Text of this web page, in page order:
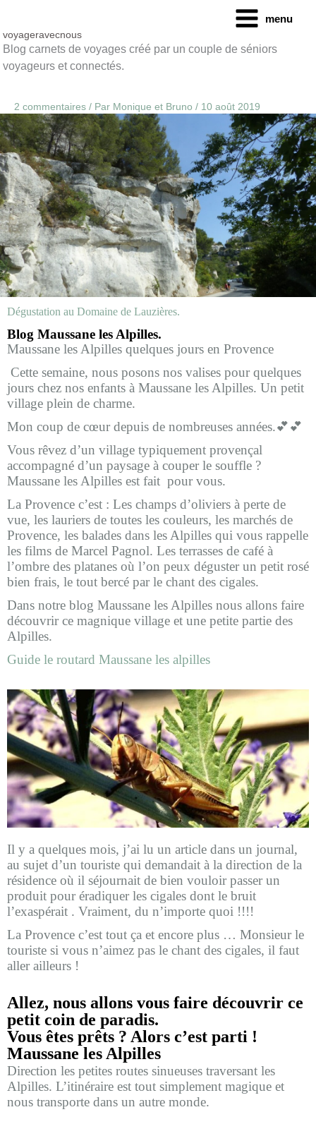
contenu
menu
voyageravecnous
Blog carnets de voyages créé par un couple de séniors
voyageurs et connectés.
2 commentaires / Par Monique et Bruno / 10 août 2019
Dégustation au Domaine de Lauzières.
Blog Maussane les Alpilles.
Maussane les Alpilles quelques jours en Provence
Cette semaine, nous posons nos valises pour quelques
jours chez nos enfants à Maussane les Alpilles. Un petit
village plein de charme.
Mon coup de cœur depuis de nombreuses années.💕💕
Vous rêvez d’un village typiquement provençal
accompagné d’un paysage à couper le souffle ?
Maussane les Alpilles est fait pour vous.
La Provence c’est : Les champs d’oliviers à perte de
vue, les lauriers de toutes les couleurs, les marchés de
Provence, les balades dans les Alpilles qui vous rappelle
les films de Marcel Pagnol. Les terrasses de café à
l’ombre des platanes où l’on peux déguster un petit rosé
bien frais, le tout bercé par le chant des cigales.
Dans notre blog Maussane les Alpilles nous allons faire
découvrir ce magnique village et une petite partie des
Alpilles.
Guide le routard Maussane les alpilles
Il y a quelques mois, j’ai lu un article dans un journal,
au sujet d’un touriste qui demandait à la direction de la
résidence où il séjournait de bien vouloir passer un
produit pour éradiquer les cigales dont le bruit
l’exaspérait . Vraiment, du n’importe quoi !!!!
La Provence c’est tout ça et encore plus … Monsieur le
touriste si vous n’aimez pas le chant des cigales, il faut
aller ailleurs !
Allez, nous allons vous faire découvrir ce
petit coin de paradis.
Vous êtes prêts ? Alors c’est parti !
Maussane les Alpilles
Direction les petites routes sinueuses traversant les
Alpilles. L’itinéraire est tout simplement magique et
nous transporte dans un autre monde.